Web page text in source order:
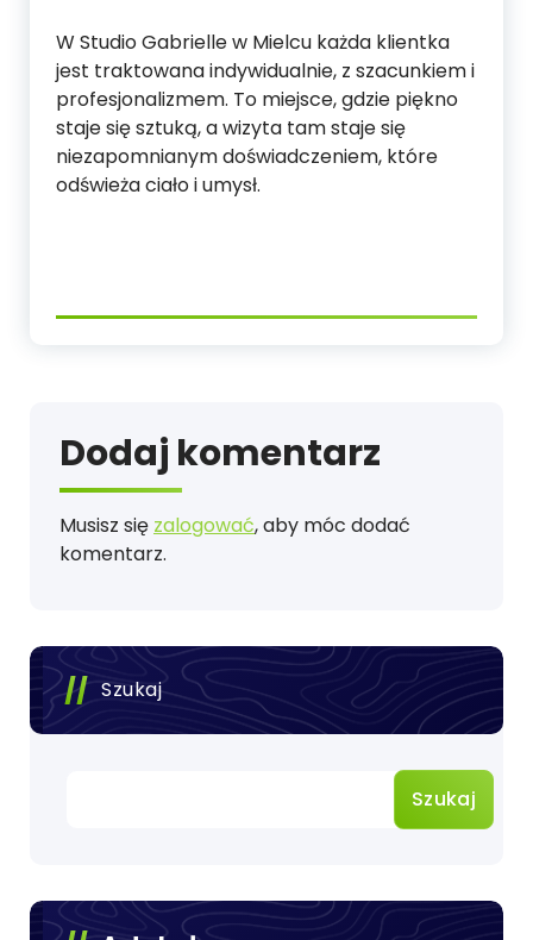
W Studio Gabrielle w Mielcu każda klientka
jest traktowana indywidualnie, z szacunkiem i
profesjonalizmem. To miejsce, gdzie piękno
staje się sztuką, a wizyta tam staje się
niezapomnianym doświadczeniem, które
odświeża ciało i umysł.
Dodaj komentarz
Musisz się zalogować, aby móc dodać
komentarz.
Szukaj
Szukaj